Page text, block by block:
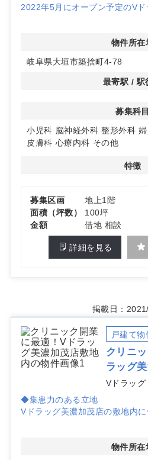
2022年5月にオープン予定のVド
ント区画は、開業初期から高い
への認知度も高く、安定した患
◆アクセスと駐車場の利便性
広い共用駐車場を完備しており
◆多様な開業ニーズに対応
精神科、心療内科、皮膚科をは
に対応可能なマーケットが魅力
能であるため、クリニックのニ
が実現できます。詳細はお問い
物件所在
岐阜県大垣市築捨町4-78
最寄駅 / 駅
募集科目
小児科 脳神経外科 整形外科
皮膚科 心療内科 その他
特徴
募集区画
地上1階
面積（坪数）
100坪
金額
借地 相談
詳細を見る
掲載日：
戸建て物
クリニ
ラッグ
Vドラッ
◆集患力のある立地
Vドラッグ美濃加茂店の敷地内に
を集患につなげることが可能で
物件所在